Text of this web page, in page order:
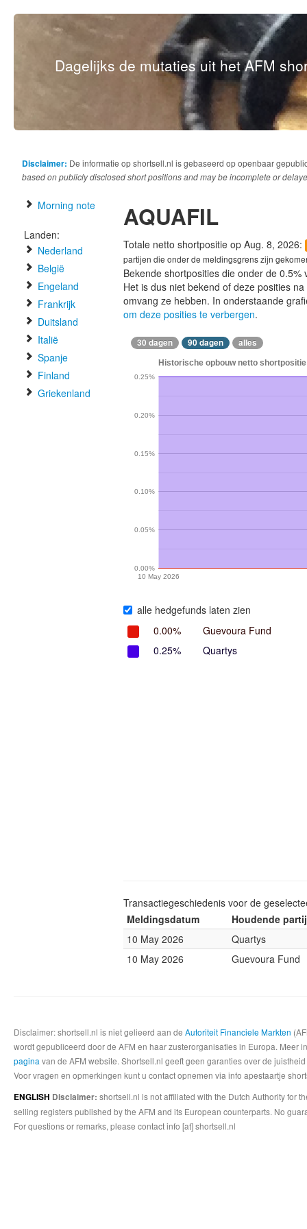
Dagelijks de mutaties uit het AFM
Disclaimer: De informatie op shortsell.nl is gebaseerd op openbaar
based on publicly disclosed short positions and may be incomplete or
Morning note
Landen:
Nederland
België
Engeland
Frankrijk
Duitsland
Italië
Spanje
Finland
Griekenland
AQUAFIL
Totale netto shortpositie op Aug. 8, 2026:
partijen die onder de meldingsgrens zijn
Bekende shortposities die onder de
Het is dus niet bekend of deze posities
omvang ze hebben. In onderstaande
om deze posities te verbergen.
30 dagen 90 dagen alles
Historische opbouw netto
10 May 2026
0.00%
0.05%
0.10%
0.15%
0.20%
0.25%
alle hedgefunds laten zien
0.00%
Guevoura Fund
0.25%
Quartys
Transactiegeschiedenis voor de
Meldingsdatum
Houdende partij
10 May 2026
Quartys
10 May 2026
Guevoura Fund
Disclaimer: shortsell.nl is niet gelieerd aan de Autoriteit Financiele Markten
wordt gepubliceerd door de AFM en haar zusterorganisaties in Europa.
pagina van de AFM website. Shortsell.nl geeft geen garanties over de
Voor vragen en opmerkingen kunt u contact opnemen via info apestaartje
ENGLISH Disclaimer: shortsell.nl is not affiliated with the Dutch Authority for
selling registers published by the AFM and its European counterparts. No
For questions or remarks, please contact info [at] shortsell.nl